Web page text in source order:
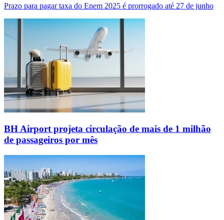
Prazo para pagar taxa do Enem 2025 é prorrogado até 27 de junho
BH Airport projeta circulação de mais de 1 milhão
de passageiros por mês